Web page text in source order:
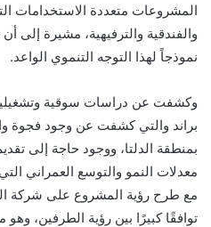
المشروعات متعددة الاستخدامات
والفندقية والترفيهية، مشيرة إلى
نموذجاً لهذا التوجه التنموي الواعد.
وكشفت عن دراسات سوقية
براند والتي كشفت عن وجود فجوة
بمنطقة الدلتا، ووجود حاجة إلى
معدلات النمو والتوسع العمراني
مع طرح رؤية المشروع على شركة
توافقًا كبيرًا بين رؤية الطرفين،